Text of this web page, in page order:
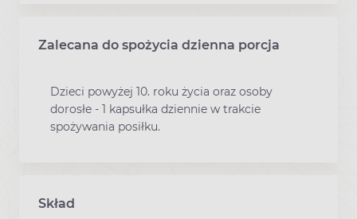
Zalecana do spożycia dzienna porcja
Dzieci powyżej 10. roku życia oraz osoby
dorosłe - 1 kapsułka dziennie w trakcie
spożywania posiłku.
Skład